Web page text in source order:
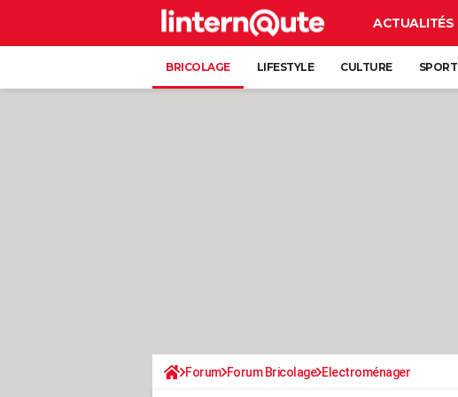
ACTUALITÉS
BRICOLAGE LIFESTYLE CULTURE SPORT
Forum Forum Bricolage Electroménager